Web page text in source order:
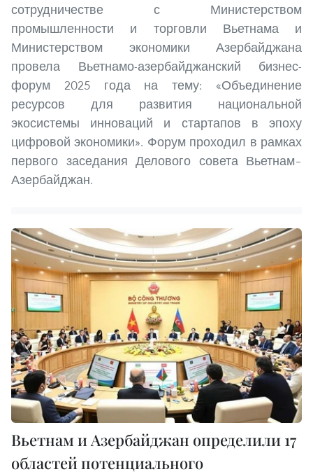
сотрудничестве с Министерством
промышленности и торговли Вьетнама и
Министерством экономики Азербайджана
провела Вьетнамо-азербайджанский бизнес-
форум 2025 года на тему: «Объединение
ресурсов для развития национальной
экосистемы инноваций и стартапов в эпоху
цифровой экономики». Форум проходил в рамках
первого заседания Делового совета Вьетнам–
Азербайджан.
Вьетнам и Азербайджан определили 17
областей потенциального